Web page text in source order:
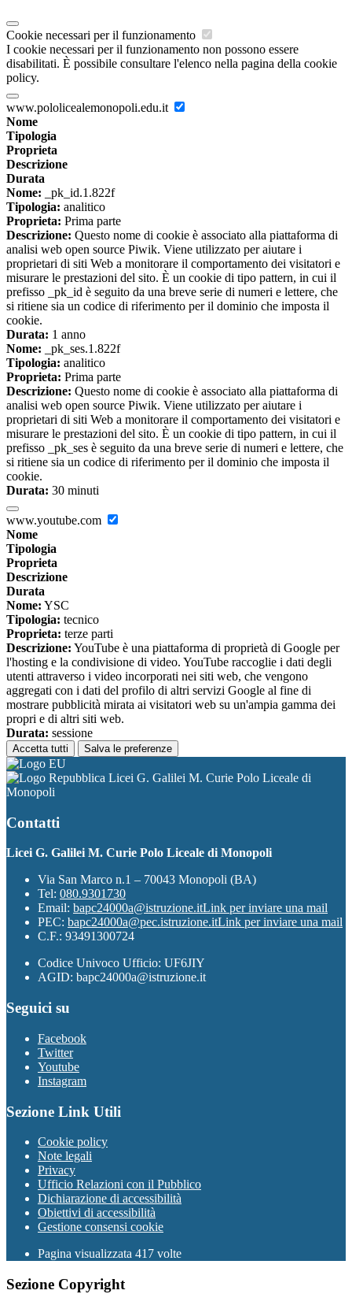
Cookie necessari per il funzionamento
I cookie necessari per il funzionamento non possono essere
disabilitati. È possibile consultare l'elenco nella pagina della cookie
policy.
www.pololicealemonopoli.edu.it
Nome
Tipologia
Proprieta
Descrizione
Durata
Nome: _pk_id.1.822f
Tipologia: analitico
Proprieta: Prima parte
Descrizione: Questo nome di cookie è associato alla piattaforma di
analisi web open source Piwik. Viene utilizzato per aiutare i
proprietari di siti Web a monitorare il comportamento dei visitatori e
misurare le prestazioni del sito. È un cookie di tipo pattern, in cui il
prefisso _pk_id è seguito da una breve serie di numeri e lettere, che
si ritiene sia un codice di riferimento per il dominio che imposta il
cookie.
Durata: 1 anno
Nome: _pk_ses.1.822f
Tipologia: analitico
Proprieta: Prima parte
Descrizione: Questo nome di cookie è associato alla piattaforma di
analisi web open source Piwik. Viene utilizzato per aiutare i
proprietari di siti Web a monitorare il comportamento dei visitatori e
misurare le prestazioni del sito. È un cookie di tipo pattern, in cui il
prefisso _pk_ses è seguito da una breve serie di numeri e lettere, che
si ritiene sia un codice di riferimento per il dominio che imposta il
cookie.
Durata: 30 minuti
www.youtube.com
Nome
Tipologia
Proprieta
Descrizione
Durata
Nome: YSC
Tipologia: tecnico
Proprieta: terze parti
Descrizione: YouTube è una piattaforma di proprietà di Google per
l'hosting e la condivisione di video. YouTube raccoglie i dati degli
utenti attraverso i video incorporati nei siti web, che vengono
aggregati con i dati del profilo di altri servizi Google al fine di
mostrare pubblicità mirata ai visitatori web su un'ampia gamma dei
propri e di altri siti web.
Durata: sessione
Accetta tutti Salva le preferenze
Licei G. Galilei M. Curie Polo Liceale di
Monopoli
Contatti
Licei G. Galilei M. Curie Polo Liceale di Monopoli
Via San Marco n.1 – 70043 Monopoli (BA)
Tel: 080.9301730
Email: bapc24000a@istruzione.itLink per inviare una mail
PEC: bapc24000a@pec.istruzione.itLink per inviare una mail
C.F.: 93491300724
Codice Univoco Ufficio: UF6JIY
AGID: bapc24000a@istruzione.it
Seguici su
Facebook
Twitter
Youtube
Instagram
Sezione Link Utili
Cookie policy
Note legali
Privacy
Ufficio Relazioni con il Pubblico
Dichiarazione di accessibilità
Obiettivi di accessibilità
Gestione consensi cookie
Pagina visualizzata 417 volte
Sezione Copyright